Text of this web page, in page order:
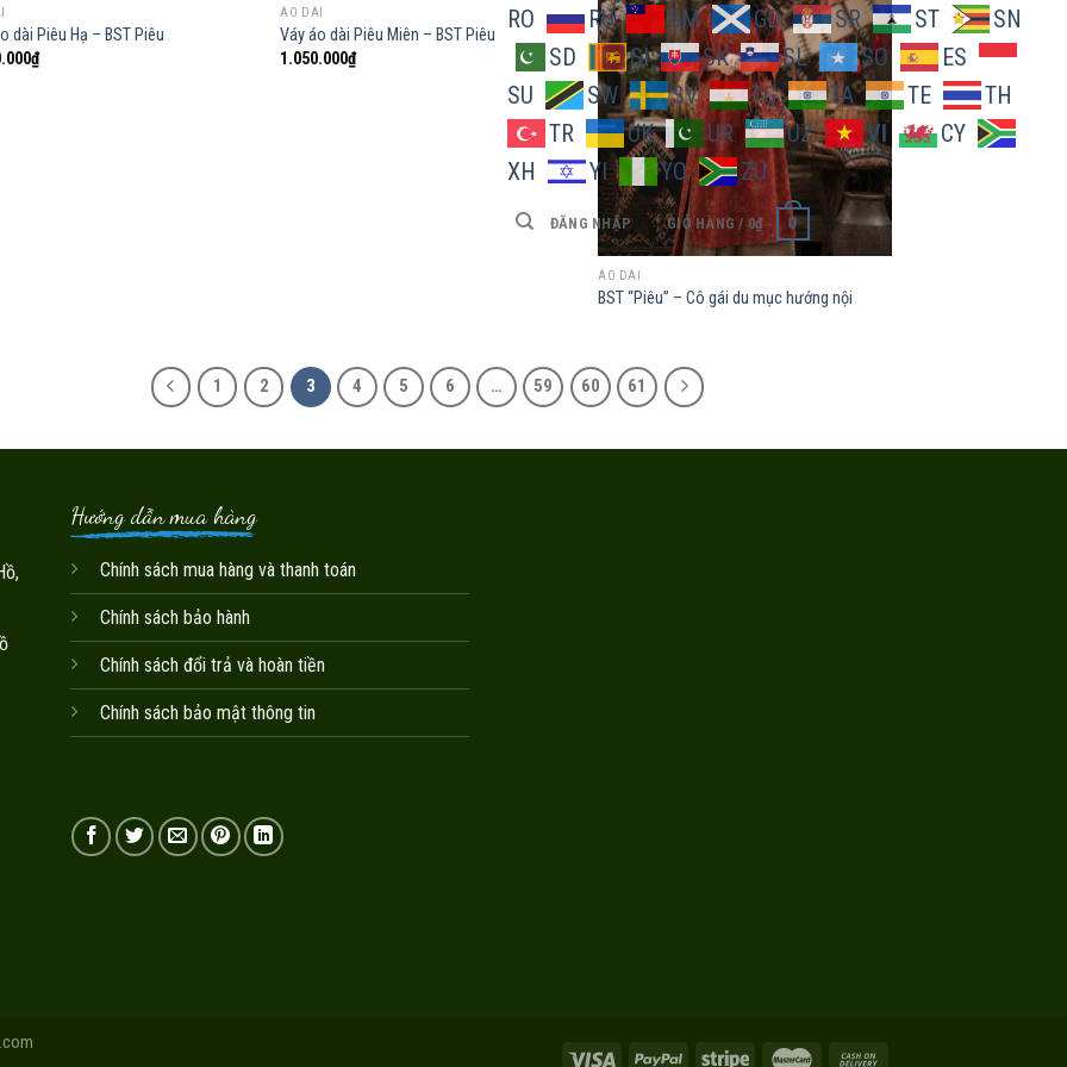
RO
RU SM GD SR ST
SN
SD
SI SK SL SO
ES
SU
SW SV TG TA TE
TH
TR
UK UR UZ VI
CY
XH
YI YO ZU
ĐĂNG NHẬP GIỎ HÀNG / 0₫ 0
dài Piêu Hạ – BST Piêu
₫
Add to
wishlist
ÁO DÀI
Váy áo dài Piêu Miên – BST Piêu
1.050.000₫
Add to
wishlist
ÁO DÀI
BST “Piêu” – Cô gái du mục hướng nội
1 2 3 4 5 6 … 59 60 61
Hướng dẫn mua hàng
Chính sách mua hàng và thanh toán
Chính sách bảo hành
Chính sách đổi trả và hoàn tiền
Chính sách bảo mật thông tin